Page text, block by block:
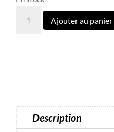
quantité
rose
Luna
Ajouter au panier
Description